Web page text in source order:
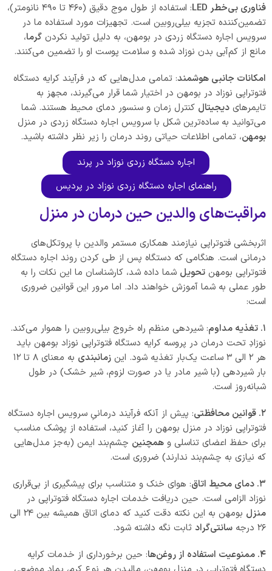
فناوری بی‌خطر LED
: استفاده از طول موج دقیق (۴۶۰ تا ۴۹۰ نانومتر)،
تضمین‌کننده تجزیه بیلی‌روبین است. تجهیزات مورد استفاده ما در
سرویس اجاره دستگاه زردی در بومهن، به دلیل تولید نکردن گرما،
مانع از کم‌آبی بدن نوزاد شده و سلامت پوست او را تضمین می‌کنند.
امکانات جانبی هوشمند: تمامی مدل‌هایی که در فرآیند کرایه دستگاه
فتوتراپی نوزاد در بومهن در اختیار شما قرار می‌گیرند، مجهز به
تایمرهای دیجیتال کنترل زمان و سنسور دمای محیط هستند. شما
می‌توانید به ساده‌ترین شکل با سرویس اجاره دستگاه زردی در منزل
بومهن، تمامی اطلاعات حیاتی روند درمان را زیر نظر داشته باشید.
اجاره دستگاه زردی نوزاد در پرند
راهنمای اجاره دستگاه زردی نوزاد در پردیس
مراقبت‌های والدین حین درمان در منزل
اثربخشی فتوتراپی نیازمند همکاری مستمر والدین با پروتکل‌های
درمانی است. هنگامی که دستگاه پس از طی کردن روند اجاره دستگاه
فتوتراپی بومهن تحویل شما داده شد، کارشناسان ما این نکات را به
طور عملی به شما آموزش خواهند داد. اما مرور این قوانین ضروری
است:
۱. تغذیه مداوم
: شیردهی منظم راه خروج بیلی‌روبین را هموار می‌کند.
نوزادِ تحت درمان در پروسه کرایه دستگاه فتوتراپی نوزاد بومهن باید
هر ۲ الی ۳ ساعت یک‌بار تغذیه شود. این
زمانبندی
به معنای ۸ تا ۱۲
بار شیردهی (با شیر مادر یا در صورت لزوم، شیر خشک) در طول
شبانه‌روز است.
۲. قوانین محافظتی
: پیش از آنکه فرآیند درمانیِ سرویس اجاره دستگاه
فتوتراپی نوزاد در منزل بومهن را آغاز کنید، استفاده از پوشک مناسب
برای حفظ اعضای تناسلی و همچنین چشم‌بند ایمن (به‌جز مدل‌هایی
که نیازی به چشم‌بند ندارند) ضروری است.
۳. دمای محیط اتاق
: هوای خنک و متناسب برای پیشگیری از بی‌قراری
نوزاد الزامی است. حین دریافت خدمات اجاره دستگاه فتوتراپی در
منزل
بومهن به این نکته دقت کنید که دمای اتاق همیشه بین ۲۴ الی
۲۶ درجه
سانتی‌گراد ثابت نگه داشته شود.
۴. ممنوعیت استفاده از روغن‌ها
: حین برخورداری از خدمات کرایه